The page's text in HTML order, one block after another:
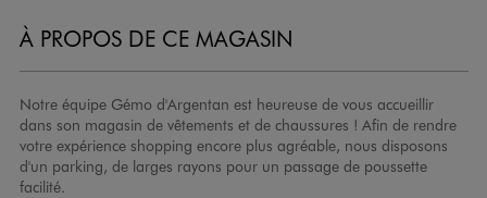
À PROPOS DE CE MAGASIN
Notre équipe Gémo d'Argentan est heureuse de vous accueillir
dans son magasin de vêtements et de chaussures ! Afin de rendre
votre expérience shopping encore plus agréable, nous disposons
d'un parking, de larges rayons pour un passage de poussette
facilité.